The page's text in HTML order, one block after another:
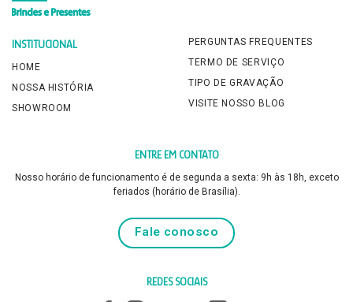
INSTITUCIONAL
HOME
NOSSA HISTÓRIA
SHOWROOM
PERGUNTAS FREQUENTES
TERMO DE SERVIÇO
TIPO DE GRAVAÇÃO
VISITE NOSSO BLOG
ENTRE EM CONTATO
Nosso horário de funcionamento é de segunda a sexta: 9h às 18h, exceto
feriados (horário de Brasília).
Fale conosco
REDES SOCIAIS